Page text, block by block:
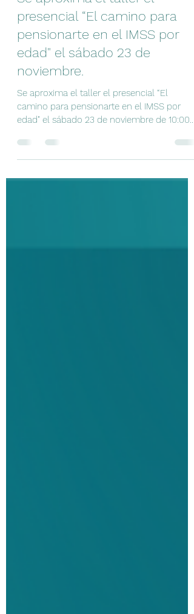
Norma Arzate
31 oct 2024
1 min de lectura
Se aproxima el taller el
presencial “El camino para
pensionarte en el IMSS por
edad" el sábado 23 de
noviembre.
Se aproxima el taller el presencial “El
edad" el sábado 23 de noviembre de 10:00
a.m. a 14:00 p.m....